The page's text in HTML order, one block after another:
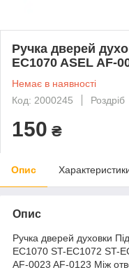
Ручка дверей
EC1070 ASEL AF-
Немає в наявності
Код: 2000245
Роздріб
150 ₴
Опис
Опис
Ручка дверей духовки
EC1070 ST-EC1072 ST-
AF-0023 AF-0123 Між